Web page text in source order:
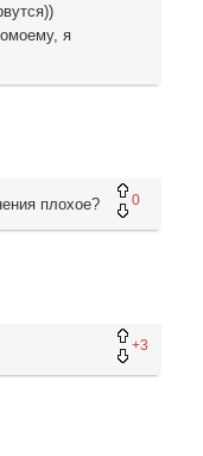
я
0
плохое?
+3